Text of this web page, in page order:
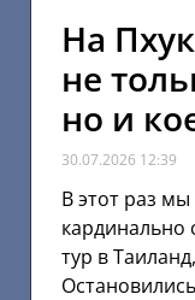
На
не
но и
30.07.2026 12:39
В этот раз
кардинально
тур в